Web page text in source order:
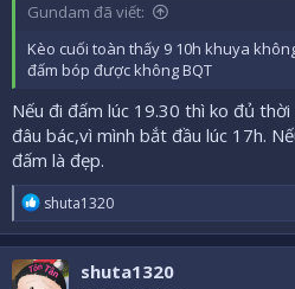
Gundam đã viết:
Kèo cuối toàn thấy 9 10h khuya
đấm bóp được không BQT
Nếu đi đấm lúc 19.30 thì ko đủ
đâu bác,vì mình bắt đầu lúc 17h.
đấm là đẹp.
R
e
a
c
t
shuta1320
shuta1320